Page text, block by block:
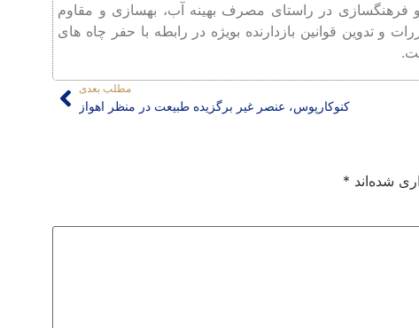
فرهنگسازی‌ در راستای مصرف بهینه آب، بهسازی و مقاوم
تدوین قوانین بازدارنده بویژه در رابطه با حفر چاه‌ های
مطلب بعدی
کنوکارپوس، عنصر غیر برگزیده طبیعت در منظر اهواز
شده‌اند *